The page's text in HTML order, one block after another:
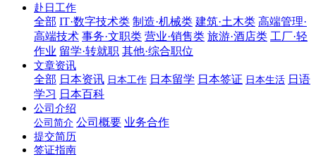
赴日工作
全部 IT·数字技术类 制造·机械类 建筑·土木类 高端管理·
高端技术 事务·文职类 营业·销售类 旅游·酒店类 工厂·轻
作业 留学·转就职 其他·综合职位
文章资讯
全部 日本资讯 日本工作 日本留学 日本签证 日本生活 日语
学习 日本百科
公司介绍
公司简介 公司概要 业务合作
提交简历
签证指南